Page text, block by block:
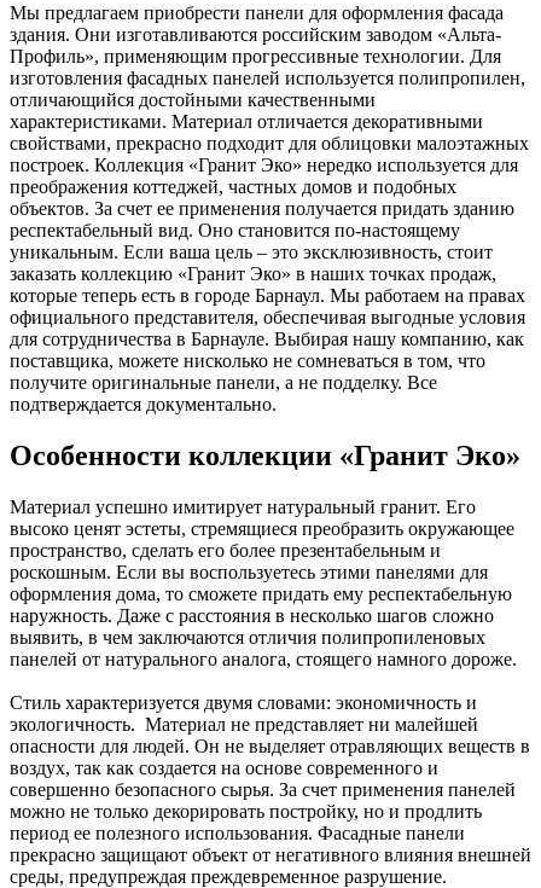
Мы предлагаем приобрести панели для оформления фасада
здания. Они изготавливаются российским заводом «Альта-
Профиль», применяющим прогрессивные технологии. Для
изготовления фасадных панелей используется полипропилен,
отличающийся достойными качественными
характеристиками. Материал отличается декоративными
свойствами, прекрасно подходит для облицовки малоэтажных
построек. Коллекция «Гранит Эко» нередко используется для
преображения коттеджей, частных домов и подобных
объектов. За счет ее применения получается придать зданию
респектабельный вид. Оно становится по-настоящему
уникальным. Если ваша цель – это эксклюзивность, стоит
заказать коллекцию «Гранит Эко» в наших точках продаж,
которые теперь есть в городе Барнаул. Мы работаем на правах
официального представителя, обеспечивая выгодные условия
для сотрудничества в Барнауле. Выбирая нашу компанию, как
поставщика, можете нисколько не сомневаться в том, что
получите оригинальные панели, а не подделку. Все
подтверждается документально.
Особенности коллекции «Гранит Эко»
Материал успешно имитирует натуральный гранит. Его
высоко ценят эстеты, стремящиеся преобразить окружающее
пространство, сделать его более презентабельным и
роскошным. Если вы воспользуетесь этими панелями для
оформления дома, то сможете придать ему респектабельную
наружность. Даже с расстояния в несколько шагов сложно
выявить, в чем заключаются отличия полипропиленовых
панелей от натурального аналога, стоящего намного дороже.
Стиль характеризуется двумя словами: экономичность и
экологичность. Материал не представляет ни малейшей
опасности для людей. Он не выделяет отравляющих веществ в
воздух, так как создается на основе современного и
совершенно безопасного сырья. За счет применения панелей
можно не только декорировать постройку, но и продлить
период ее полезного использования. Фасадные панели
прекрасно защищают объект от негативного влияния внешней
среды, предупреждая преждевременное разрушение.